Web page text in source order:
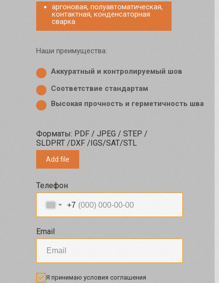
аргоновая, полуавтоматическая,
контактная, конденсаторная
сварка
Форматы: PDF / JPEG / STEP /
SLDPRT /DXF /IGS/SAT/STL
Add file
Телефон
+7
Email
Я принимаю условия соглашения
Наши преимущества:
Аккуратный и контролируемый шов
Соответствие стандартам
Высокая прочность и герметичность шва